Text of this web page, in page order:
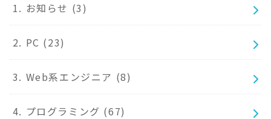
1. お知らせ (3)
2. PC (23)
3. Web系エンジニア (8)
4. プログラミング (67)